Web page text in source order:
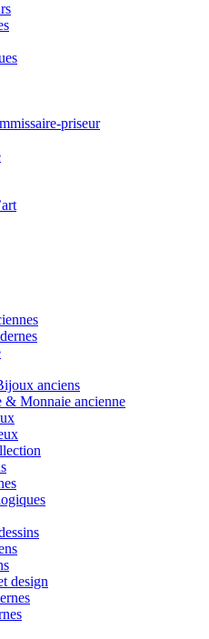
priseur
anciens
& Monnaie ancienne
design